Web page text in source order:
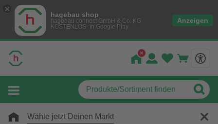
hagebau shop
hagebau connect GmbH & Co. KG
KOSTENLOS- In Google Play
Anzeigen
Wähle jetzt Deinen Markt